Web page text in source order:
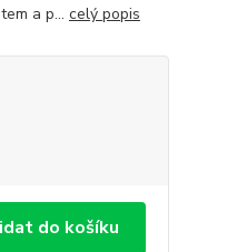
a p... celý popis
do košíku